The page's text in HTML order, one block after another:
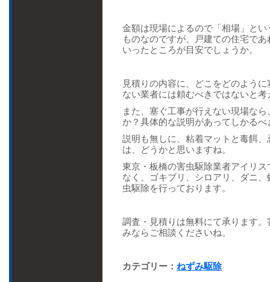
金額は現場によるので「相場」と
ものなのですが、戸建ての住宅で
いったところが目安でしょうか。
見積りの内容に、どこをどのよう
ない業者には頼むべきではないと考
また、塞ぐ工事が行えない現場な
か？具体的な説明があってしかるべ
説明も無しに、粘着マットと毒餌
は、どうかと思いますね。
東京・板橋の害虫駆除業者アイリ
なく、ゴキブリ、シロアリ、ダニ
虫駆除を行っております。
調査・見積りは無料にて承ります
みならご相談くださいね。
カテゴリー： ねずみ駆除